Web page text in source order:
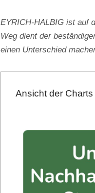
EYRICH-HALBIG ist auf
Weg dient der
einen Unterschied
Ansicht der